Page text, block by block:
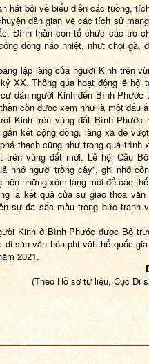
hát bội về biểu diễn các tuồng,
dân gian về các tích sử
Đình thần còn tổ chức các trò
đồng náo nhiệt, như: chọi gà,
lập làng của người Kinh trên
XX. Thông qua hoạt động lễ hội
dân người Kinh đến Bình Phước
còn được xem như là một dấu
Kinh trên vùng đất Bình Phước
kết cộng đồng, làng xã để
thạch cũng như trong quá trình
vùng đất mới. Lễ hội Cầu
nhớ người trồng cây”, ghi nhớ
những xóm làng mới để các
là kết quả của sự giao thoa
sự đa sắc màu trong bức tranh
Kinh ở Bình Phước được Bộ
sản văn hóa phi vật thể quốc
2021.
(Theo Hồ sơ tư liệu, Cục Di